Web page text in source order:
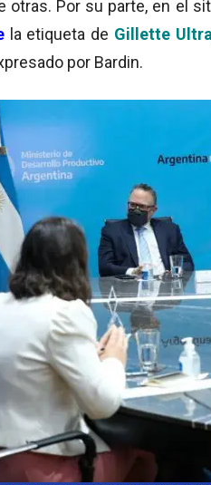
otras. Por su parte, en el
la etiqueta de Gillette
por Bardin.